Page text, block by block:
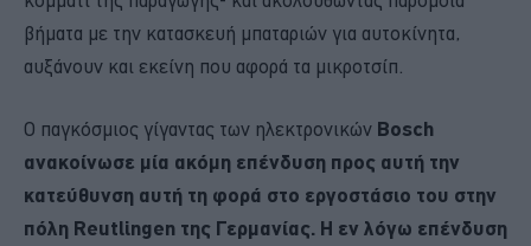
βήματα με την κατασκευή μπαταριών για αυτοκίνητα,
αυξάνουν και εκείνη που αφορά τα μικροτσίπ.
Ο παγκόσμιος γίγαντας των ηλεκτρονικών Bosch
ανακοίνωσε μία ακόμη επένδυση προς αυτή την
κατεύθυνση αυτή τη φορά στο εργοστάσιο του στην
πόλη Reutlingen της Γερμανίας. Η εν λόγω επένδυση